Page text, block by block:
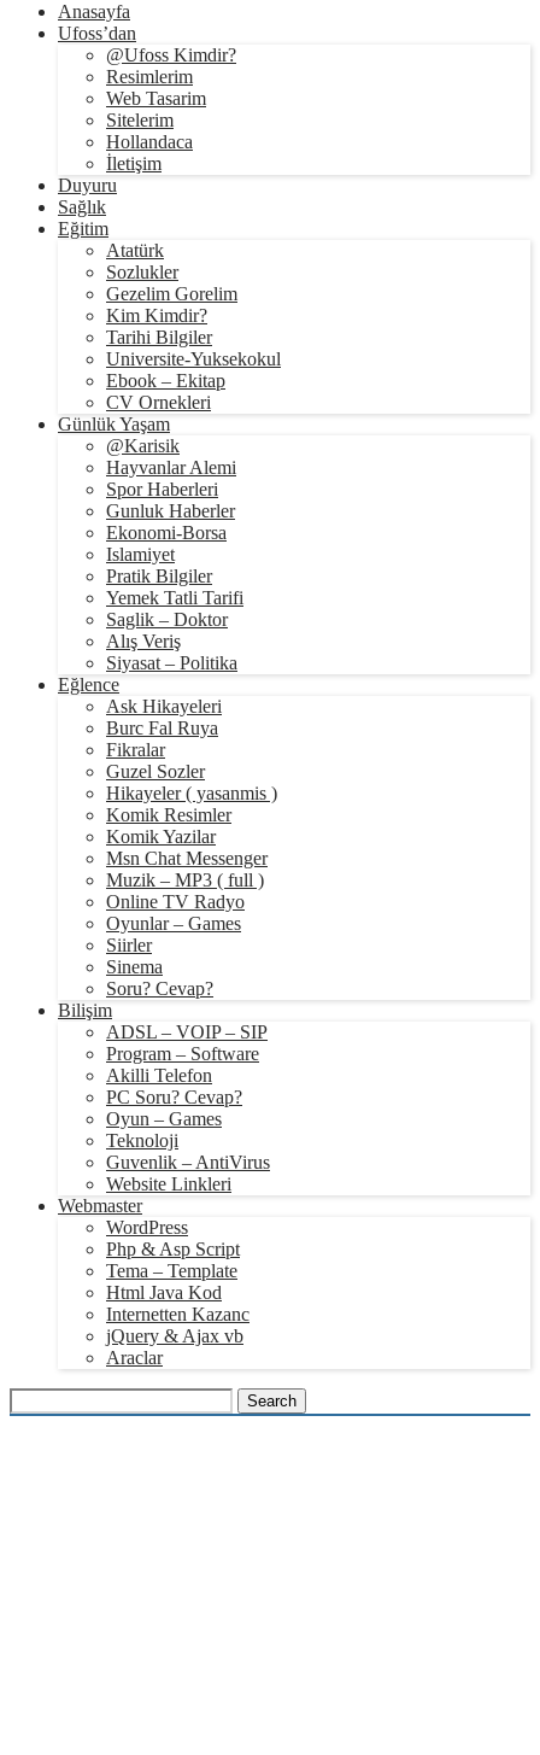
Anasayfa
Ufoss’dan
@Ufoss Kimdir?
Resimlerim
Web Tasarim
Sitelerim
Hollandaca
İletişim
Duyuru
Sağlık
Eğitim
Atatürk
Sozlukler
Gezelim Gorelim
Kim Kimdir?
Tarihi Bilgiler
Universite-Yuksekokul
Ebook – Ekitap
CV Ornekleri
Günlük Yaşam
@Karisik
Hayvanlar Alemi
Spor Haberleri
Gunluk Haberler
Ekonomi-Borsa
Islamiyet
Pratik Bilgiler
Yemek Tatli Tarifi
Saglik – Doktor
Alış Veriş
Siyasat – Politika
Eğlence
Ask Hikayeleri
Burc Fal Ruya
Fikralar
Guzel Sozler
Hikayeler ( yasanmis )
Komik Resimler
Komik Yazilar
Msn Chat Messenger
Muzik – MP3 ( full )
Online TV Radyo
Oyunlar – Games
Siirler
Sinema
Soru? Cevap?
Bilişim
ADSL – VOIP – SIP
Program – Software
Akilli Telefon
PC Soru? Cevap?
Oyun – Games
Teknoloji
Guvenlik – AntiVirus
Website Linkleri
Webmaster
WordPress
Php & Asp Script
Tema – Template
Html Java Kod
Internetten Kazanc
jQuery & Ajax vb
Araclar